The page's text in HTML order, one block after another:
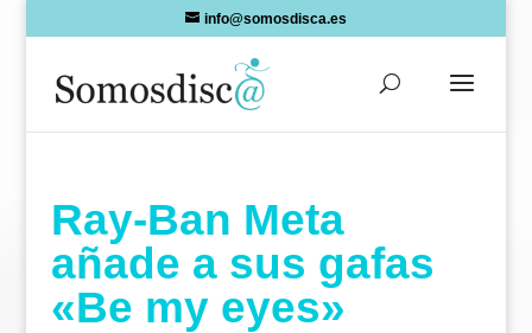
info@somosdisca.es
Ray-Ban Meta
añade a sus gafas
«Be my eyes»